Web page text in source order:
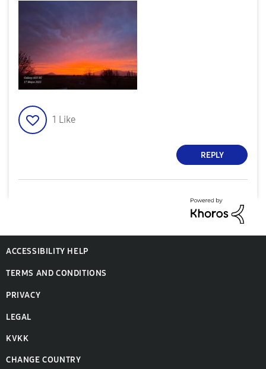
1 Like
REPLY
ACCESSIBILITY HELP
TERMS AND CONDITIONS
PRIVACY
LEGAL
KVKK
CHANGE COUNTRY